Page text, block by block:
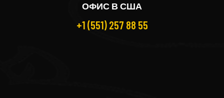
ОФИС В США
+1 (551) 257 88 55